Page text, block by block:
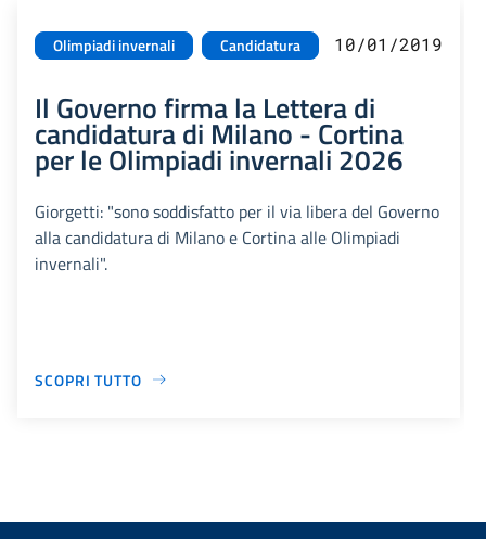
Olimpiadi invernali Candidatura 10/01/2019
Il Governo firma la Lettera di
candidatura di Milano - Cortina
per le Olimpiadi invernali 2026
Giorgetti: "sono soddisfatto per il via libera del Governo
alla candidatura di Milano e Cortina alle Olimpiadi
invernali".
SCOPRI TUTTO